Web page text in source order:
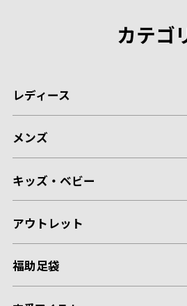
カテゴ
レディース
メンズ
キッズ・ベビー
アウトレット
福助足袋